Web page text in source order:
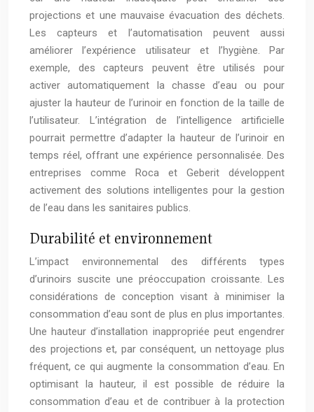
projections et une mauvaise évacuation des déchets.
Les capteurs et l’automatisation peuvent aussi
améliorer l’expérience utilisateur et l’hygiène. Par
exemple, des capteurs peuvent être utilisés pour
activer automatiquement la chasse d’eau ou pour
ajuster la hauteur de l’urinoir en fonction de la taille de
l’utilisateur. L’intégration de l’intelligence artificielle
pourrait permettre d’adapter la hauteur de l’urinoir en
temps réel, offrant une expérience personnalisée. Des
entreprises comme Roca et Geberit développent
activement des solutions intelligentes pour la gestion
de l’eau dans les sanitaires publics.
Durabilité et environnement
L’impact environnemental des différents types
d’urinoirs suscite une préoccupation croissante. Les
considérations de conception visant à minimiser la
consommation d’eau sont de plus en plus importantes.
Une hauteur d’installation inappropriée peut engendrer
des projections et, par conséquent, un nettoyage plus
fréquent, ce qui augmente la consommation d’eau. En
optimisant la hauteur, il est possible de réduire la
consommation d’eau et de contribuer à la protection